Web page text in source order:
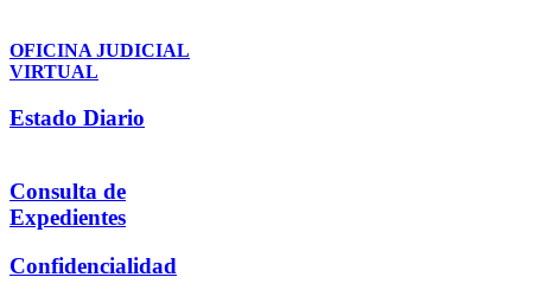
OFICINA JUDICIAL
VIRTUAL
Estado Diario
Consulta de
Expedientes
Confidencialidad